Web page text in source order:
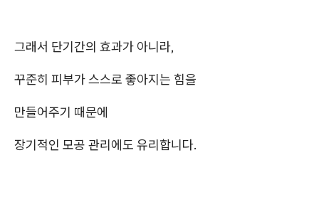
그래서 단기간의 효과가 아니라,
꾸준히 피부가 스스로 좋아지는 힘을
만들어주기 때문에
장기적인 모공 관리에도 유리합니다.